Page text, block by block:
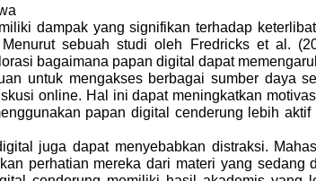
dampak yang signifikan terhadap
sebuah studi oleh Fredricks et al.
bagaimana papan digital dapat
untuk mengakses berbagai sumber daya
online. Hal ini dapat meningkatkan
papan digital cenderung lebih
juga dapat menyebabkan distraksi.
perhatian mereka dari materi yang